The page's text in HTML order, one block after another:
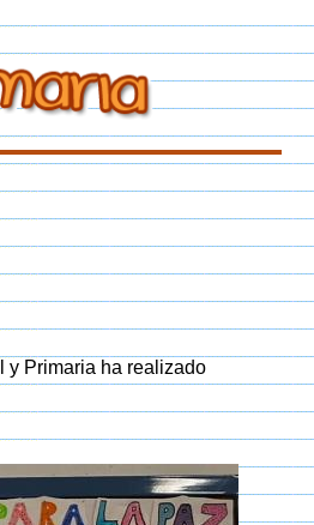
y Primaria ha realizado